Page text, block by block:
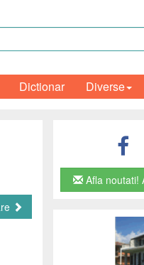
Dictionar Diverse
Afla noutati!